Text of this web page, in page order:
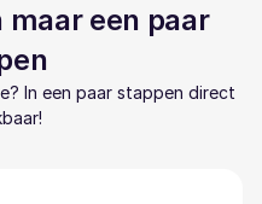
maar een paar
In een paar stappen direct